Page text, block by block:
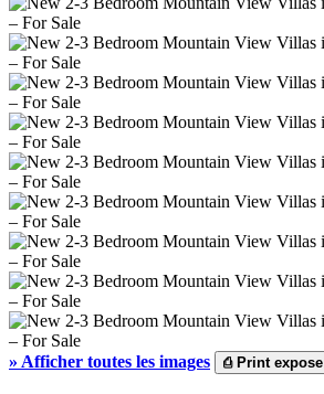
» Afficher toutes les images ⎙Print expose